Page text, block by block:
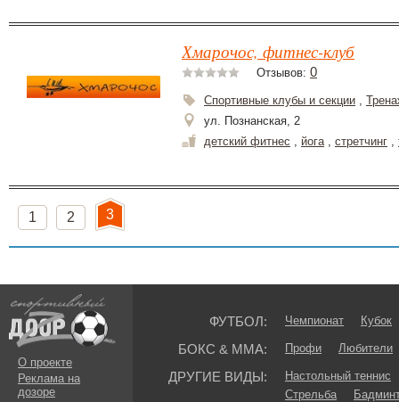
Хмарочос, фитнес-клуб
Отзывов: 0
Спортивные клубы и секции ,
ул. Познанская, 2
детский фитнес , йога, стретчинг ,
1 2 3
О проекте
Реклама на
дозоре
ФУТБОЛ: Чемпионат Кубок
БОКС & ММА: Профи Любители
ДРУГИЕ ВИДЫ:
Настольный теннис
Стрельба